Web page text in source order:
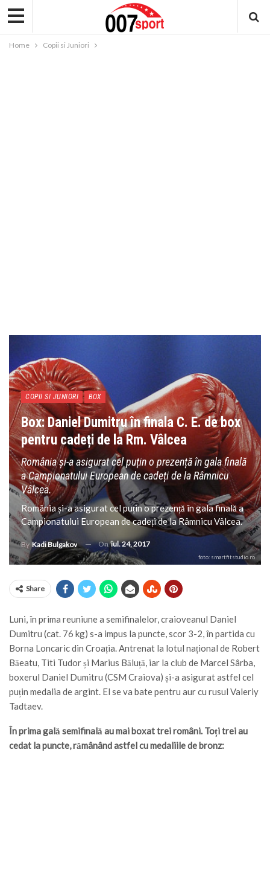
Home Copii si Juniori
COPII SI JUNIORI BOX
Box: Daniel Dumitru în finala C. E. de box
pentru cadeți de la Rm. Vâlcea
România și-a asigurat cel puțin o prezență în gala finală
a Campionatului European de cadeți de la Râmnicu
Vâlcea.
România și-a asigurat cel puțin o prezență în gala finală a
Campionatului European de cadeți de la Râmnicu Vâlcea.
By Kadi Bulgakov Oniul. 24, 2017
foto: smartfitstudio.ro
Share
Luni, în prima reuniune a semifinalelor, craioveanul Daniel
Dumitru (cat. 76 kg) s-a impus la puncte, scor 3-2, în partida cu
Borna Loncaric din Croația. Antrenat la lotul național de Robert
Băeatu, Titi Tudor și Marius Băluță, iar la club de Marcel Sârba,
boxerul Daniel Dumitru (CSM Craiova) și-a asigurat astfel cel
puțin medalia de argint. El se va bate pentru aur cu rusul Valeriy
Tadtaev.
În prima gală semifinală au mai boxat trei români. Toți trei au
cedat la puncte, rămânând astfel cu medaliile de bronz: